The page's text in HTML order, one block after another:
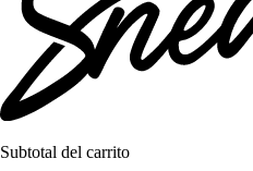
Subtotal del carrito